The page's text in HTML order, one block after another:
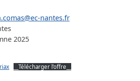
nantes.fr
2025
__Télécharger l’offre__